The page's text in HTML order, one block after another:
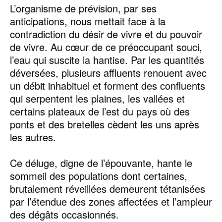
L’organisme de prévision, par ses
anticipations, nous mettait face à la
contradiction du désir de vivre et du pouvoir
de vivre. Au cœur de ce préoccupant souci,
l’eau qui suscite la hantise. Par les quantités
déversées, plusieurs affluents renouent avec
un débit inhabituel et forment des confluents
qui serpentent les plaines, les vallées et
certains plateaux de l’est du pays où des
ponts et des bretelles cèdent les uns après
les autres.
Ce déluge, digne de l’épouvante, hante le
sommeil des populations dont certaines,
brutalement réveillées demeurent tétanisées
par l’étendue des zones affectées et l’ampleur
des dégâts occasionnés.